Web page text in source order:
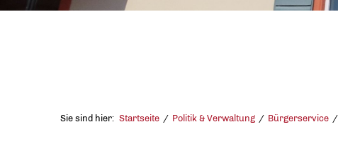
Sie sind hier: Startseite Politik & Verwaltung Bürgerservice